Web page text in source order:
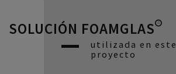
SOLUCIÓN FOAMGLAS®
utilizada en este
proyecto